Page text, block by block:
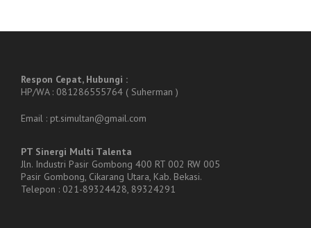
Respon Cepat, Hubungi :
HP/WA : 081286555764 ( Suherman )
Email : pt.simultan@gmail.com
PT Sinergi Multi Talenta
Jln. Industri Pasir Gombong 400 RT 002 RW 005
Pasir Gombong, Cikarang Utara, Kab. Bekasi.
Telepon : 021-89324428, 89324291